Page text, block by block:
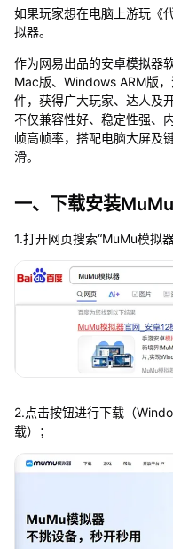
如果玩家想在电脑上游玩《
拟器。
作为网易出品的安卓模拟器
Mac版、Windows ARM版
件，获得广大玩家、达人及
不仅兼容性好、稳定性强、
帧高帧率，搭配电脑大屏及
滑。
一、下载安装
1.打开网页搜索“MuMu模拟
2.点击按钮进行下载（
载）；